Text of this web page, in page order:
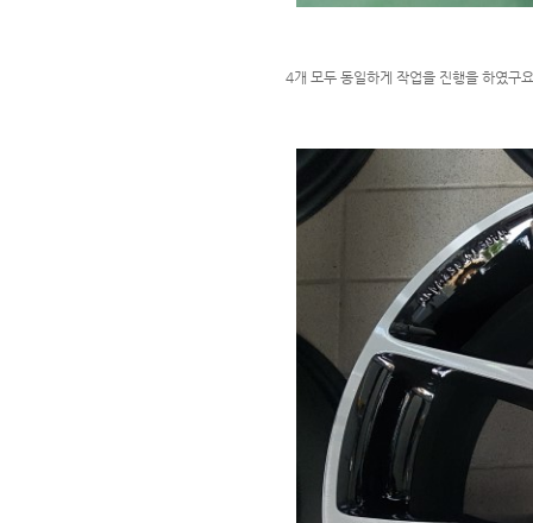
4개 모두 동일하게 작업을 진행을 하였구